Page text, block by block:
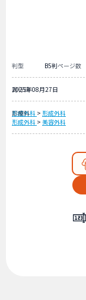
判型
B5判ページ数
発行日
2025年08月27日
診療科
形成外科 > 形成外科
形成外科 > 美容外科